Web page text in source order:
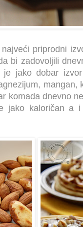
priprodni
bi zadovoljili
je jako dobar
mangan,
komada dnevno
jako kaloričan a i